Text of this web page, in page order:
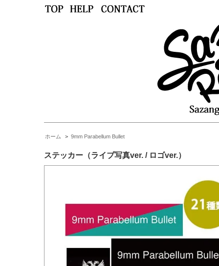
ホーム > 9mm Parabellum Bullet
ステッカー（ライブ写真ver. / ロゴver.）